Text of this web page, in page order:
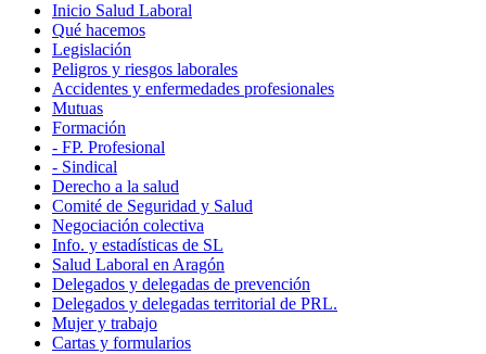
Inicio Salud Laboral
Qué hacemos
Legislación
Peligros y riesgos laborales
Accidentes y enfermedades profesionales
Mutuas
Formación
- FP. Profesional
- Sindical
Derecho a la salud
Comité de Seguridad y Salud
Negociación colectiva
Info. y estadísticas de SL
Salud Laboral en Aragón
Delegados y delegadas de prevención
Delegados y delegadas territorial de PRL.
Mujer y trabajo
Cartas y formularios